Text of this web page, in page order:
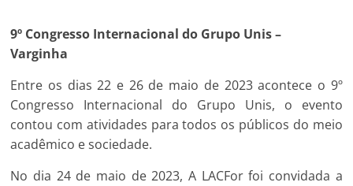
9º Congresso Internacional do Grupo Unis –
Varginha
Entre os dias 22 e 26 de maio de 2023 acontece o 9º
Congresso Internacional do Grupo Unis, o evento
contou com atividades para todos os públicos do meio
acadêmico e sociedade.
No dia 24 de maio de 2023, A LACFor foi convidada a